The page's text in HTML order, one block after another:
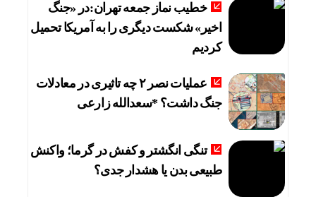
خطیب نماز جمعه تهران:در «جنگ
اخیر» شکست دیگری را به آمریکا تحمیل
کردیم
عملیات نصر ۲ چه تاثیری در معادلات
جنگ داشت؟ *سعدالله زارعی
تنگی انگشتر و کفش در گرما؛ واکنش
طبیعی بدن یا هشدار جدی؟